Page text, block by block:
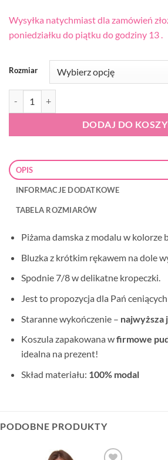
Wysyłka natychmiast dla zamówień
poniedziałku do piątku do godziny 13 .
Rozmiar
DODAJ DO
OPIS
INFORMACJE DODATKOWE
TABELA ROZMIARÓW
Piżama damska z modalu w kolorze
Bluzka z krótkim rękawem na dole
Spodnie 7/8 w delikatne kropeczki.
Jest to propozycja dla Pań
Staranne wykończenie – najwyższa
Koszula zapakowana wfirmowe
idealna na prezent!
Skład materiału: 100% modal
PODOBNE PRODUKTY